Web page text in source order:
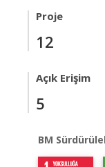
Proje
12
Açık Erişim
5
BM